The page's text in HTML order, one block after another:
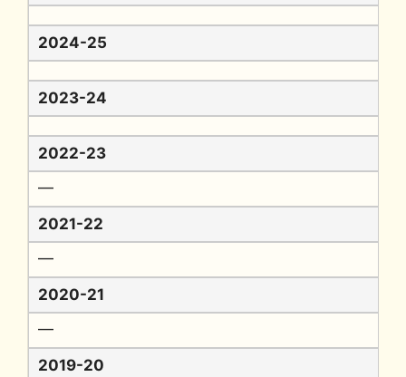
2024-25
2023-24
2022-23
━
2021-22
━
2020-21
━
2019-20